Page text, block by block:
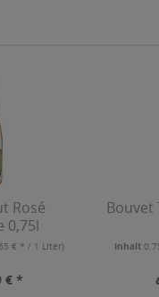
Rosé
0,75l
€ * / 1 Liter)
€ *
Bouvet
Inhalt